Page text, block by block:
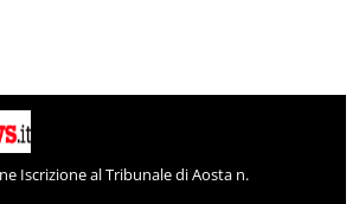
Iscrizione al Tribunale di Aosta n.